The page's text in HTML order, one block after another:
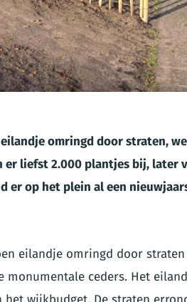
omringd door straten,
er liefst 2.000 plantjes bij, later
er op het plein al een
eilandje omringd door
monumentale ceders. Het